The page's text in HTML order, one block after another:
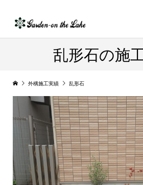
乱形石の施
外構施工実績 乱形石